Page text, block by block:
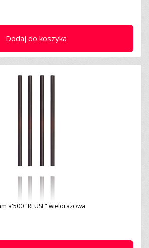
Dodaj do koszyka
a'500 "REUSE" wielorazowa